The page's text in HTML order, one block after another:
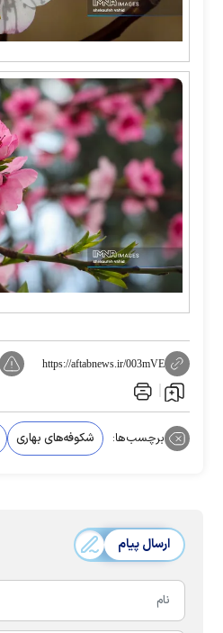
https://aftabnews.ir/003mVE
برچسب‌ها: شکوفه‌های بهاری
ارسال پیام